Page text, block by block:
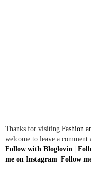
Thanks for visiting Fashion
welcome to leave a
Follow with Bloglovin |
me on Instagram |Follow